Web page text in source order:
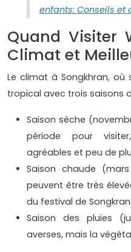
enfants: Conseils et
Quand Visiter
Climat et
Le climat à Songkhran, où
tropical avec trois saisons
Saison sèche
période pour
agréables et peu de
Saison chaude
peuvent être très
du festival de Songkran.
Saison des pluies
averses, mais la